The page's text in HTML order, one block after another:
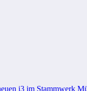
i3 im Stammwerk